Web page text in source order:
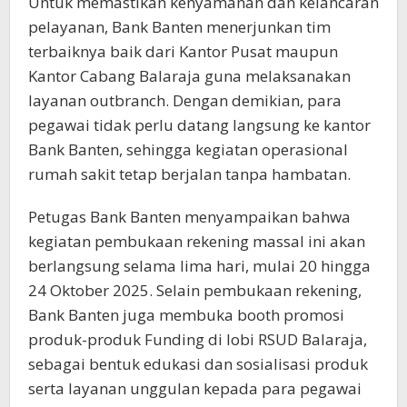
pelayanan, Bank Banten menerjunkan tim
terbaiknya baik dari Kantor Pusat maupun
Kantor Cabang Balaraja guna melaksanakan
layanan outbranch. Dengan demikian, para
pegawai tidak perlu datang langsung ke kantor
Bank Banten, sehingga kegiatan operasional
rumah sakit tetap berjalan tanpa hambatan.
Petugas Bank Banten menyampaikan bahwa
kegiatan pembukaan rekening massal ini akan
berlangsung selama lima hari, mulai 20 hingga
24 Oktober 2025. Selain pembukaan rekening,
Bank Banten juga membuka booth promosi
produk-produk Funding di lobi RSUD Balaraja,
sebagai bentuk edukasi dan sosialisasi produk
serta layanan unggulan kepada para pegawai